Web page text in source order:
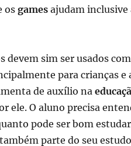
osgames ajudam
devem sim ser usados
para crianças e
de auxílio na
ele. O aluno precisa
pode ser bom
parte do seu